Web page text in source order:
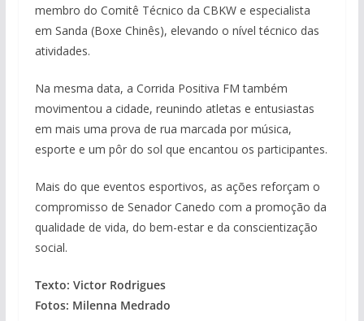
membro do Comitê Técnico da CBKW e especialista
em Sanda (Boxe Chinês), elevando o nível técnico das
atividades.
Na mesma data, a Corrida Positiva FM também
movimentou a cidade, reunindo atletas e entusiastas
em mais uma prova de rua marcada por música,
esporte e um pôr do sol que encantou os participantes.
Mais do que eventos esportivos, as ações reforçam o
compromisso de Senador Canedo com a promoção da
qualidade de vida, do bem-estar e da conscientização
social.
Texto: Victor Rodrigues
Fotos: Milenna Medrado